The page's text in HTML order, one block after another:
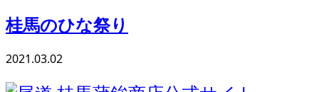
桂馬のひな祭り
2021.03.02